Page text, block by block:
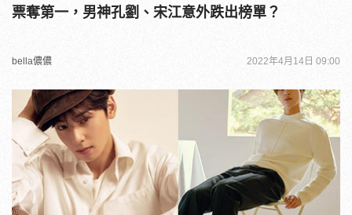
票奪第一，男神孔劉、宋江意外跌出榜單？
bella儂儂 2022年4月14日 09:00